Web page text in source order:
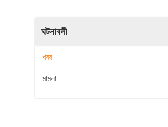
ঘটনাবলী
খবর
মামলা